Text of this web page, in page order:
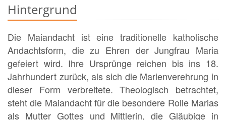
Hintergrund
Die Maiandacht ist eine traditionelle katholische
Andachtsform, die zu Ehren der Jungfrau Maria
gefeiert wird. Ihre Ursprünge reichen bis ins 18.
Jahrhundert zurück, als sich die Marienverehrung in
dieser Form verbreitete. Theologisch betrachtet,
steht die Maiandacht für die besondere Rolle Marias
als Mutter Gottes und Mittlerin, die Gläubige in